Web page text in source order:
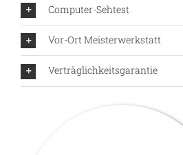
Computer-Sehtest
Vor-Ort Meisterwerkstatt
Verträglichkeitsgarantie